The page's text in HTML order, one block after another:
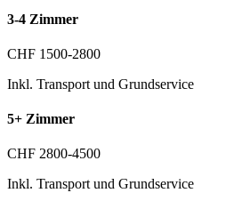
3-4 Zimmer
CHF 1500-2800
Inkl. Transport und Grundservice
5+ Zimmer
CHF 2800-4500
Inkl. Transport und Grundservice